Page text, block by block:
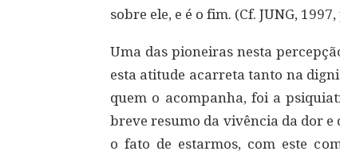
sobre ele, e é o fim. (Cf. JUNG,
Uma das pioneiras nesta
esta atitude acarreta tanto na
quem o acompanha, foi a
breve resumo da vivência da dor
o fato de estarmos, com este